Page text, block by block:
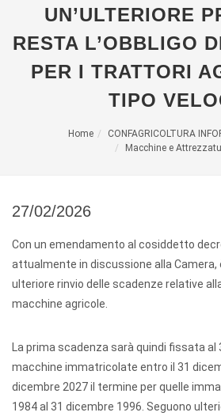
UN’ULTERIORE
RESTA L’OBBLIGO
PER I TRATTORI
TIPO
Home CONFAGRICOLTURA
Macchine e
27/02/2026
Con un emendamento al cosiddetto
attualmente in discussione alla
ulteriore rinvio delle scadenze relative
macchine agricole.
La prima scadenza sarà quindi fissata al
macchine immatricolate entro il 31
dicembre 2027 il termine per quelle
1984 al 31 dicembre 1996. Seguono